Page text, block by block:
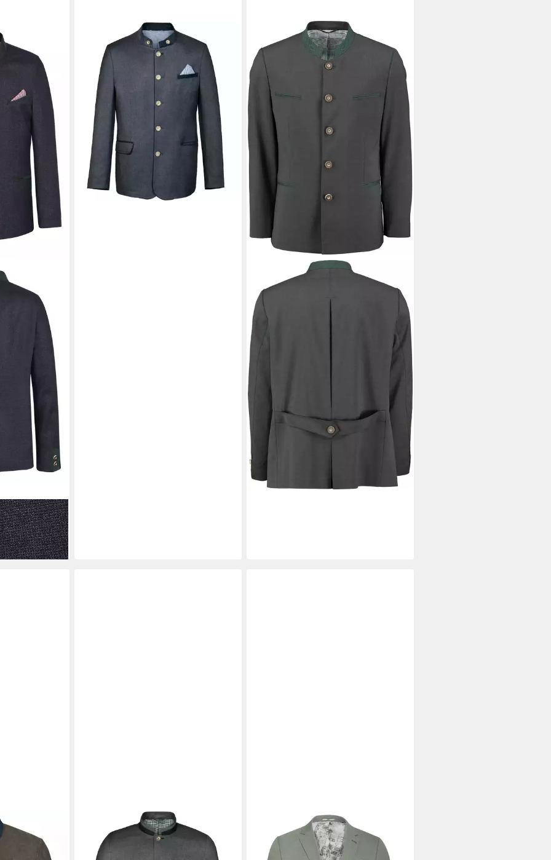
Freising
Baukastensakko Inzell F
(377042/202124)
ab 159,95 €
Janker GEBR. WEIS Baukasten
Janker Rottach anthrazit
ab 199,95 €
Baukastensakko Füssen D
(377050/202124)
ab 159,95 €